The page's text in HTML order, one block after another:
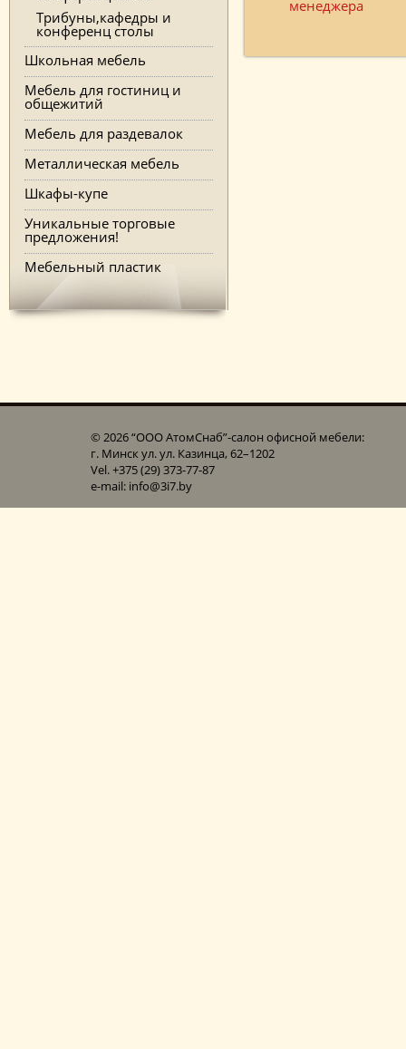
Трибуны,кафедры и
конференц столы
Школьная мебель
Мебель для гостиниц и
общежитий
Мебель для раздевалок
Металлическая мебель
Шкафы-купе
Уникальные торговые
предложения!
Мебельный пластик
менеджера
© 2026 “ООО АтомСнаб”-cалон офисной мебели:
г. Минск ул. ул. Казинца, 62–1202
Vel. +375 (29) 373-77-87
e-mail: info@3i7.by